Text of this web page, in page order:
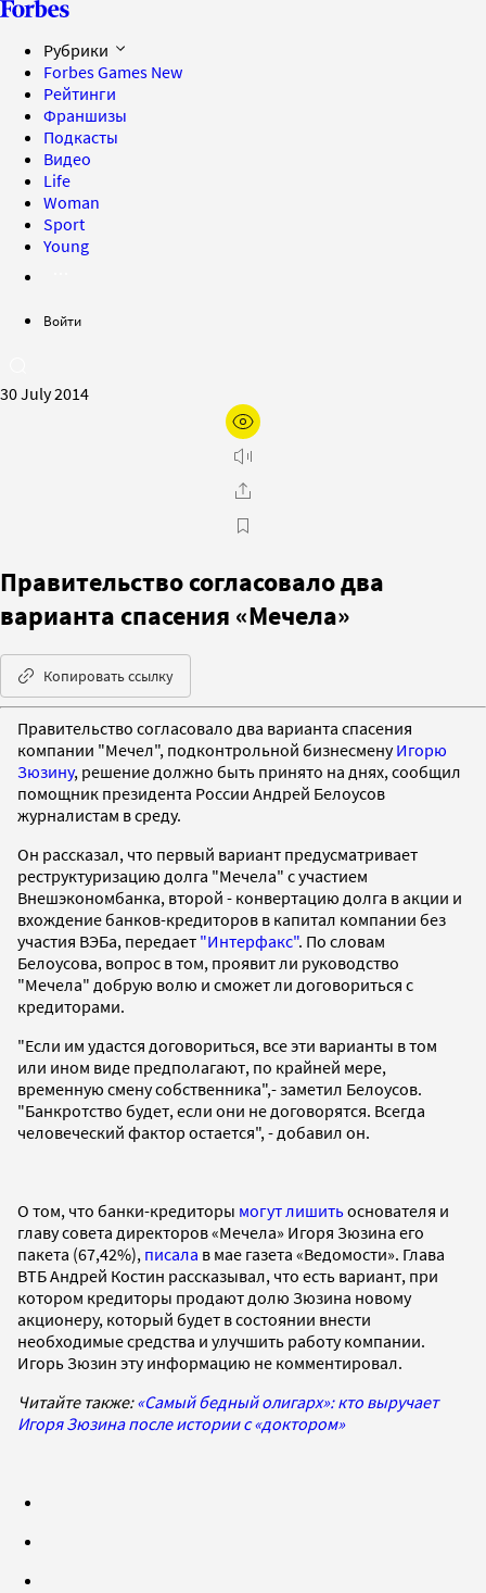
Рубрики
Forbes Games New
Рейтинги
Франшизы
Подкасты
Видео
Life
Woman
Sport
Young
Войти
30 July 2014
Правительство согласовало два
варианта спасения «Мечела»
Копировать ссылку
Правительство согласовало два варианта спасения
компании "Мечел", подконтрольной бизнесменуИгорю
Зюзину, решение должно быть принято на днях, сообщил
помощник президента России Андрей Белоусов
журналистам в среду.
Он рассказал, что первый вариант предусматривает
реструктуризацию долга "Мечела" с участием
Внешэкономбанка, второй - конвертацию долга в акции и
вхождение банков-кредиторов в капитал компании без
участия ВЭБа, передает "Интерфакс". По словам
Белоусова, вопрос в том, проявит ли руководство
"Мечела" добрую волю и сможет ли договориться с
кредиторами.
"Если им удастся договориться, все эти варианты в том
или ином виде предполагают, по крайней мере,
временную смену собственника",- заметил Белоусов.
"Банкротство будет, если они не договорятся. Всегда
человеческий фактор остается", - добавил он.
О том, что банки-кредиторы могут лишитьоснователя и
главу совета директоров «Мечела» Игоря Зюзина его
пакета (67,42%), писала в мае газета «Ведомости». Глава
ВТБ Андрей Костин рассказывал, что есть вариант, при
котором кредиторы продают долю Зюзина новому
акционеру, который будет в состоянии внести
необходимые средства и улучшить работу компании.
Игорь Зюзин эту информацию не комментировал.
Читайте также:«Самый бедный олигарх»: кто выручает
Игоря Зюзина после истории с «доктором»